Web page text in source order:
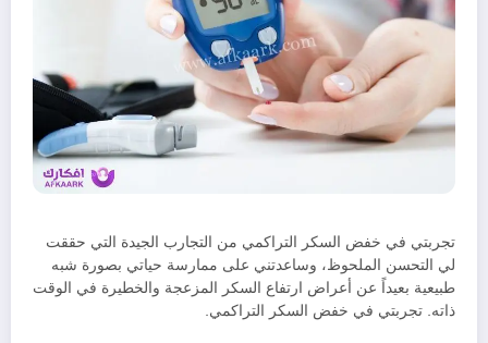
تجربتي في خفض السكر التراكمي من التجارب الجيدة التي حققت
لي التحسن الملحوظ، وساعدتني على ممارسة حياتي بصورة شبه
طبيعية بعيداً عن أعراض ارتفاع السكر المزعجة والخطيرة في الوقت
ذاته. تجربتي في خفض السكر التراكمي.